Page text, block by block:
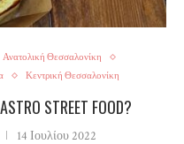
Ανατολική Θεσσαλονίκη
Κεντρική Θεσσαλονίκη
STREET FOOD?
14 Ιουλίου 2022